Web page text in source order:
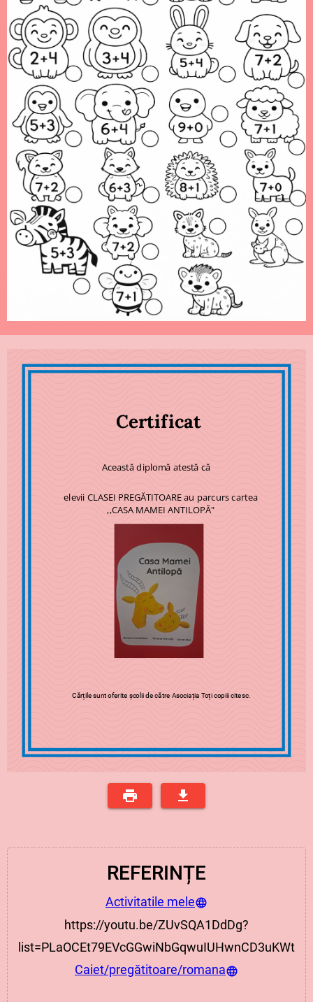
Certificat
Această diplomă atestă că
elevii CLASEI PREGĂTITOARE au parcurs cartea
,,CASA MAMEI ANTILOPĂ"
Cărțile sunt oferite școlii de către Asociația Toți copiii citesc.
REFERINȚE
Activitatile mele
https://youtu.be/ZUvSQA1DdDg?
list=PLaOCEt79EVcGGwiNbGqwuIUHwnCD3uKWt
Caiet/pregătitoare/romana